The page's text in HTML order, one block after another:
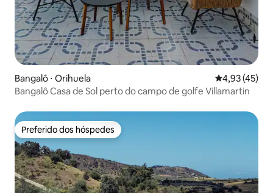
Bangalô ⋅ Orihuela 4,93 de uma
4,93 (45)
Bangalô Casa de Sol perto do campo de golfe Villamartin
Preferido dos hóspedes
Preferido dos hóspedes